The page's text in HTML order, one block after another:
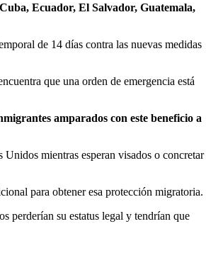
Ecuador, El Salvador, Guatemala,
de 14 días contra las nuevas medidas
que una orden de emergencia está
amparados con este beneficio a
Unidos mientras esperan visados o concretar
para obtener esa protección migratoria.
perderían su estatus legal y tendrían que